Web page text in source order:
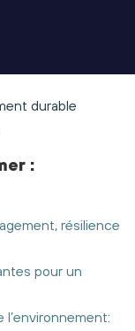
durable
:
résilience
pour un